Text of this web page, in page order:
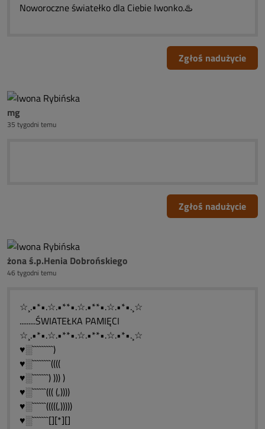
Noworoczne światełko dla Ciebie Iwonko.♨️
Zgłoś nadużycie
mg
35 tygodni temu
Zgłoś nadużycie
żona ś.p.Henia Dobrońskiego
46 tygodni temu
☆¸.•*•.☆.•**•.☆.•**•.☆.•*•.¸☆
.........ŚWIATEŁKA PAMIĘCI
☆¸.•*•.☆.•**•.☆.•**•.☆.•*•.¸☆
♥░`````````)
♥░````````((((
♥░```````) ))) )
♥░``````((( (,))))
♥░``````(((((,)))))
♥░```````[][*][]